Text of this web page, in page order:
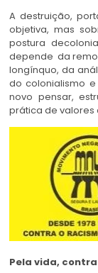
A destruição,
objetiva, mas
postura
depende da
longínquo, da
do colonialismo
novo pensar,
prática de valores
Pela vida,